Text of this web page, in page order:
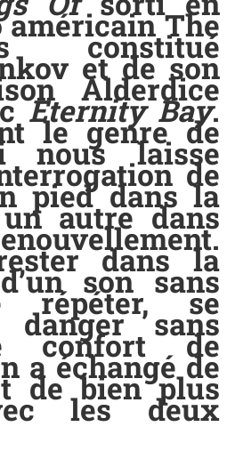
américain The
constitué
et de son
Alderdice
Eternity Bay.
le genre de
nous laisse
de
pied dans la
autre dans
dans la
son sans
répéter, se
sans
confort de
a échangé de
de bien plus
les deux